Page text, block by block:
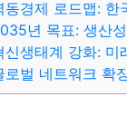
동경제 로드맵: 한
년 목표: 생산
신생태계 강화: 미
로벌 네트워크 확